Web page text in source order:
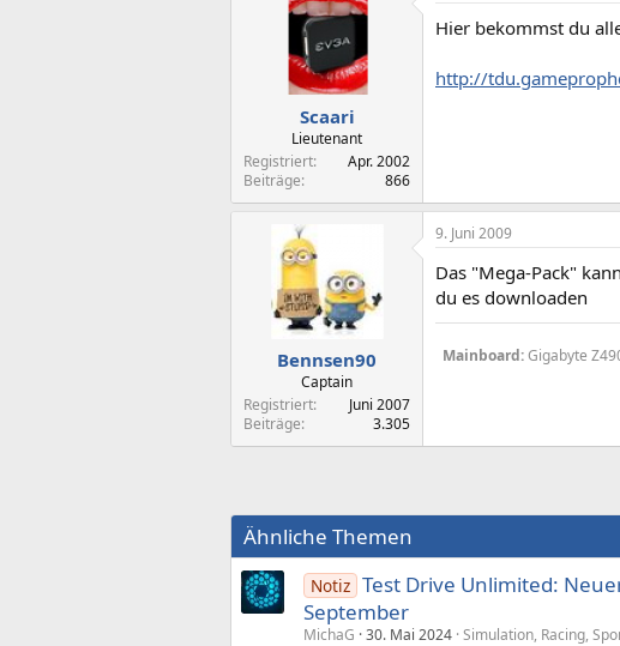
Scaari
Lieutenant
Registriert
Apr. 2002
Beiträge
866
Hier bekommst du
http://
Bennsen90
Captain
Registriert
Juni 2007
Beiträge
3.305
9. Juni 2009
Das "Mega-Pack"
du es downloaden
Mainboard:Gigabyte
Ähnliche Themen
Notiz Test Drive Unlimited:
September
MichaG 30. Mai 2024 Simulation, Racing,